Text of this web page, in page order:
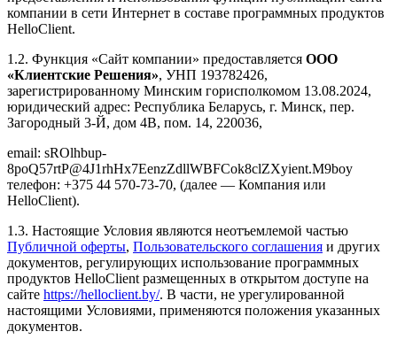
компании в сети Интернет в составе программных продуктов
HelloClient.
1.2. Функция «Сайт компании» предоставляется ООО
«Клиентские Решения», УНП 193782426,
зарегистрированному Минским горисполкомом 13.08.2024,
юридический адрес: Республика Беларусь, г. Минск, пер.
Загородный 3-Й, дом 4В, пом. 14, 220036,
email: sROlhbup-
8poQ57rtP@4J1rhHx7EenzZdllWBFCok8clZXyient.M9boy
телефон: +375 44 570-73-70, (далее — Компания или
HelloClient).
1.3. Настоящие Условия являются неотъемлемой частью
Публичной оферты, Пользовательского соглашения и других
документов, регулирующих использование программных
продуктов HelloClient размещенных в открытом доступе на
сайте https://helloclient.by/. В части, не урегулированной
настоящими Условиями, применяются положения указанных
документов.